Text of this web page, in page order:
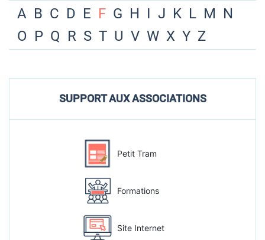
A B C D E F G H I J K L M N
O P Q R S T U V W X Y Z
SUPPORT AUX ASSOCIATIONS
Petit Tram
Formations
Site Internet